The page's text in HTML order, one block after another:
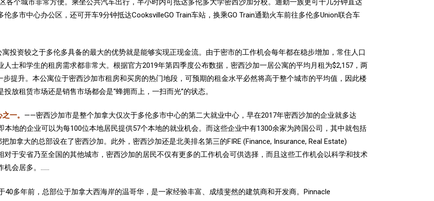
各个城市非常方便。乘坐公共汽车出行，半小时内可抵达多伦多大学密西沙加分校。通勤一族更可十几分钟直达
伦多市中心办公区，还可开车9分钟抵达CooksvilleGO Train车站，换乘GO Train通勤火车前往多伦多Union联合车
投资较之于多伦多具备的最大的优势就是能够实现正现金流。由于密市的工作机会每年都在稳步增加，常住人口
士和学生的租房需求都非常大。根据官方2019年第四季度公布数据，密西沙加一居公寓的平均月租为$2,157，两
步提升。本公寓位于密西沙加市租房和买房的热门地段，可预期的租金水平必然将高于整个城市的平均值，因此楼
放租赁市场还是销售市场都会是“蜂拥而上，一扫而光”的状态。
一。 ——密西沙加市是整个加拿大仅次于多伦多市中心的第二大就业中心，早在2017年密西沙加的企业就多达
本地的企业可以为每100位本地居民提供57个本地的就业机会。而这些企业中有1300余家为跨国公司，其中就包括
加拿大的总部设在了密西沙加。此外，密西沙加还是北美排名第三的FIRE (Finance, Insurance, Real Estate)
对于安省乃至全国的其他城市，密西沙加的居民不仅有更多的工作机会可供选择，而且这些工作机会以科学和技术
机会居多。……
多年前，总部位于加拿大西海岸的温哥华，是一家经验丰富、成绩斐然的建筑商和开发商。Pinnacle